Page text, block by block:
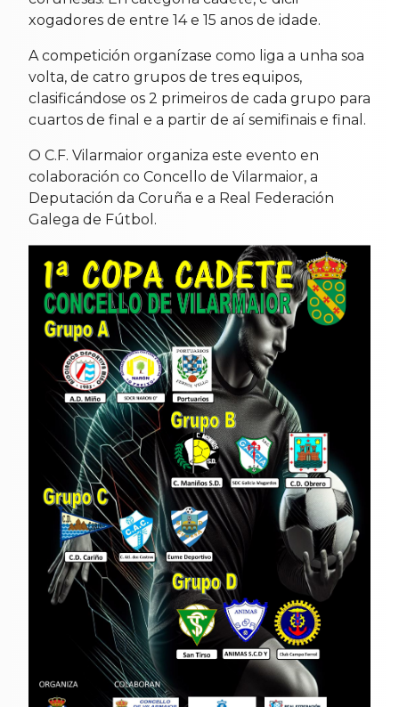
xogadores de entre 14 e 15 anos de idade.
A competición organízase como liga a unha soa
volta, de catro grupos de tres equipos,
clasificándose os 2 primeiros de cada grupo para
cuartos de final e a partir de aí semifinais e final.
O C.F. Vilarmaior organiza este evento en
colaboración co Concello de Vilarmaior, a
Deputación da Coruña e a Real Federación
Galega de Fútbol.